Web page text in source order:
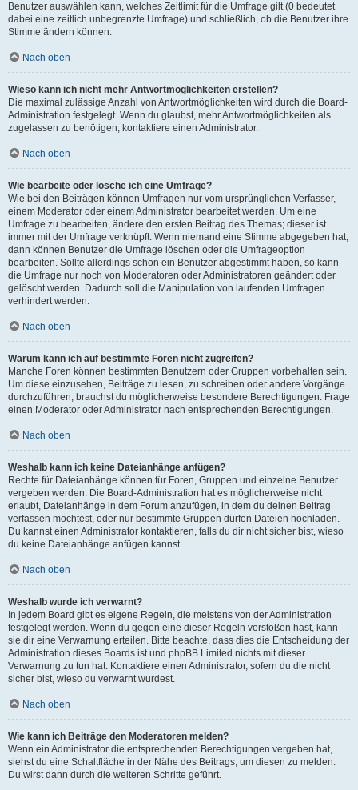
Benutzer auswählen kann, welches Zeitlimit für die Umfrage gilt (0 bedeutet
dabei eine zeitlich unbegrenzte Umfrage) und schließlich, ob die Benutzer ihre
Stimme ändern können.
Nach oben
Wieso kann ich nicht mehr Antwortmöglichkeiten erstellen?
Die maximal zulässige Anzahl von Antwortmöglichkeiten wird durch die Board-
Administration festgelegt. Wenn du glaubst, mehr Antwortmöglichkeiten als
zugelassen zu benötigen, kontaktiere einen Administrator.
Nach oben
Wie bearbeite oder lösche ich eine Umfrage?
Wie bei den Beiträgen können Umfragen nur vom ursprünglichen Verfasser,
einem Moderator oder einem Administrator bearbeitet werden. Um eine
Umfrage zu bearbeiten, ändere den ersten Beitrag des Themas; dieser ist
immer mit der Umfrage verknüpft. Wenn niemand eine Stimme abgegeben hat,
dann können Benutzer die Umfrage löschen oder die Umfrageoption
bearbeiten. Sollte allerdings schon ein Benutzer abgestimmt haben, so kann
die Umfrage nur noch von Moderatoren oder Administratoren geändert oder
gelöscht werden. Dadurch soll die Manipulation von laufenden Umfragen
verhindert werden.
Nach oben
Warum kann ich auf bestimmte Foren nicht zugreifen?
Manche Foren können bestimmten Benutzern oder Gruppen vorbehalten sein.
Um diese einzusehen, Beiträge zu lesen, zu schreiben oder andere Vorgänge
durchzuführen, brauchst du möglicherweise besondere Berechtigungen. Frage
einen Moderator oder Administrator nach entsprechenden Berechtigungen.
Nach oben
Weshalb kann ich keine Dateianhänge anfügen?
Rechte für Dateianhänge können für Foren, Gruppen und einzelne Benutzer
vergeben werden. Die Board-Administration hat es möglicherweise nicht
erlaubt, Dateianhänge in dem Forum anzufügen, in dem du deinen Beitrag
verfassen möchtest, oder nur bestimmte Gruppen dürfen Dateien hochladen.
Du kannst einen Administrator kontaktieren, falls du dir nicht sicher bist, wieso
du keine Dateianhänge anfügen kannst.
Nach oben
Weshalb wurde ich verwarnt?
In jedem Board gibt es eigene Regeln, die meistens von der Administration
festgelegt werden. Wenn du gegen eine dieser Regeln verstoßen hast, kann
sie dir eine Verwarnung erteilen. Bitte beachte, dass dies die Entscheidung der
Administration dieses Boards ist und phpBB Limited nichts mit dieser
Verwarnung zu tun hat. Kontaktiere einen Administrator, sofern du die nicht
sicher bist, wieso du verwarnt wurdest.
Nach oben
Wie kann ich Beiträge den Moderatoren melden?
Wenn ein Administrator die entsprechenden Berechtigungen vergeben hat,
siehst du eine Schaltfläche in der Nähe des Beitrags, um diesen zu melden.
Du wirst dann durch die weiteren Schritte geführt.